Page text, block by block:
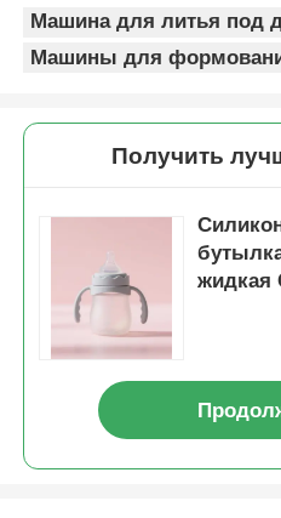
Машина для литья под
Машины для
Получить
жидкая